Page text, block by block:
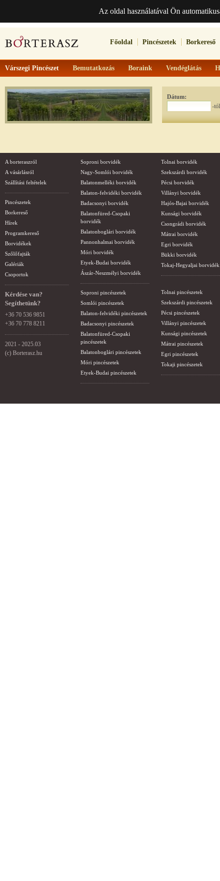
Az oldal használatával Ön
Főoldal Pincészetek Borkereső
Várszegi Pincészet Bemutatkozás Boraink Vendéglátás
Dátum:
-
A borteraszról
A vásárlásról
Szállítási feltételek
Pincészetek
Borkereső
Hírek
Programkereső
Borvidékek
Szőlőfajták
Galériák
Csoportok
Kérdése van?
Segíthetünk?
+36 70 536 9851
+36 70 778 8211
2021 - 2025.03
(c) Borterasz.hu
Soproni borvidék
Nagy-Somlói borvidék
Balatonmelléki borvidék
Balaton-felvidéki borvidék
Badacsonyi borvidék
Balatonfüred-Csopaki
borvidék
Balatonboglári borvidék
Pannonhalmai borvidék
Móri borvidék
Etyek-Budai borvidék
Ászár-Neszmélyi borvidék
Soproni pincészetek
Somlói pincészetek
Balaton-felvidéki pincészetek
Badacsonyi pincészetek
Balatonfüred-Csopaki
pincészetek
Balatonboglári pincészetek
Móri pincészetek
Etyek-Budai pincészetek
Tolnai borvidék
Szekszárdi borvidék
Pécsi borvidék
Villányi borvidék
Hajós-Bajai borvidék
Kunsági borvidék
Csongrádi borvidék
Mátrai borvidék
Egri borvidék
Bükki borvidék
Tokaj-Hegyaljai borvidék
Tolnai pincészetek
Szekszárdi pincészetek
Pécsi pincészetek
Villányi pincészetek
Kunsági pincészetek
Mátrai pincészetek
Egri pincészetek
Tokaji pincészetek